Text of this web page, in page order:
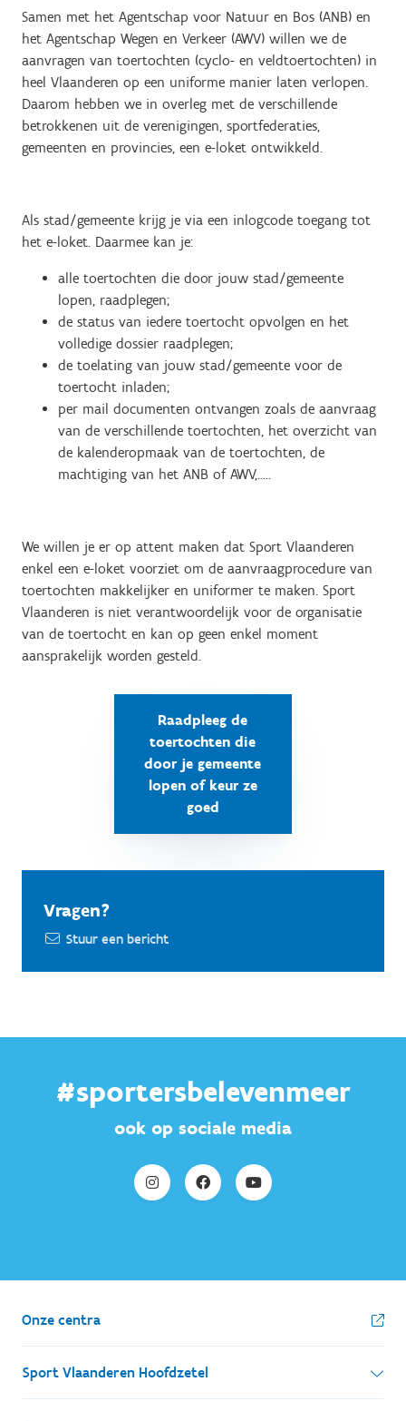
Samen met het Agentschap voor Natuur en Bos (ANB) en
het Agentschap Wegen en Verkeer (AWV) willen we de
aanvragen van toertochten (cyclo- en veldtoertochten) in
heel Vlaanderen op een uniforme manier laten verlopen.
Daarom hebben we in overleg met de verschillende
betrokkenen uit de verenigingen, sportfederaties,
gemeenten en provincies, een e-loket ontwikkeld.
Als stad/gemeente krijg je via een inlogcode toegang tot
het e-loket. Daarmee kan je:
alle toertochten die door jouw stad/gemeente
lopen, raadplegen;
de status van iedere toertocht opvolgen en het
volledige dossier raadplegen;
de toelating van jouw stad/gemeente voor de
toertocht inladen;
per mail documenten ontvangen zoals de aanvraag
van de verschillende toertochten, het overzicht van
de kalenderopmaak van de toertochten, de
machtiging van het ANB of AWV,…..
We willen je er op attent maken dat Sport Vlaanderen
enkel een e-loket voorziet om de aanvraagprocedure van
toertochten makkelijker en uniformer te maken. Sport
Vlaanderen is niet verantwoordelijk voor de organisatie
van de toertocht en kan op geen enkel moment
aansprakelijk worden gesteld.
Raadpleeg de
toertochten die
door je gemeente
lopen of keur ze
goed
Vragen?
Stuur een bericht
#sportersbelevenmeer
ook op sociale media
Onze centra
Sport Vlaanderen Hoofdzetel